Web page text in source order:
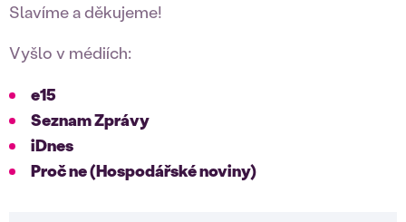
Slavíme a děkujeme!
Vyšlo v médiích:
e15
Seznam Zprávy
iDnes
Proč ne (Hospodářské noviny)